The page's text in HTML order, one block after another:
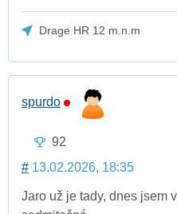
Drage HR 12 m.n.m
spurdo
92
# 13.02.2026, 18:35
Jaro už je tady, dnes jsem